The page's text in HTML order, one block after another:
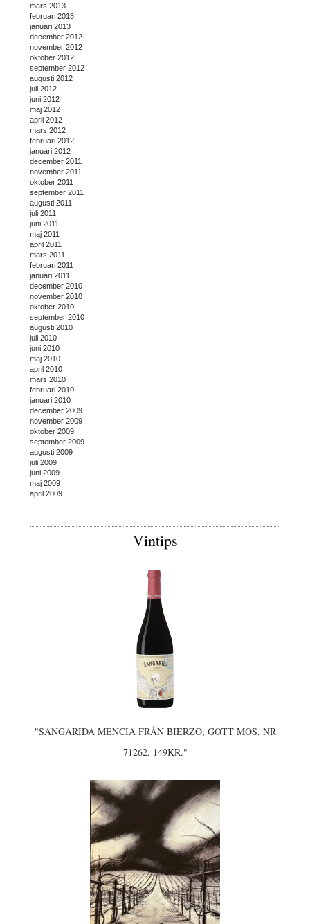
mars 2013
februari 2013
januari 2013
december 2012
november 2012
oktober 2012
september 2012
augusti 2012
juli 2012
juni 2012
maj 2012
april 2012
mars 2012
februari 2012
januari 2012
december 2011
november 2011
oktober 2011
september 2011
augusti 2011
juli 2011
juni 2011
maj 2011
april 2011
mars 2011
februari 2011
januari 2011
december 2010
november 2010
oktober 2010
september 2010
augusti 2010
juli 2010
juni 2010
maj 2010
april 2010
mars 2010
februari 2010
januari 2010
december 2009
november 2009
oktober 2009
september 2009
augusti 2009
juli 2009
juni 2009
maj 2009
april 2009
Vintips
"SANGARIDA MENCIA FRÅN BIERZO, GÔTT MOS, NR
71262, 149KR."